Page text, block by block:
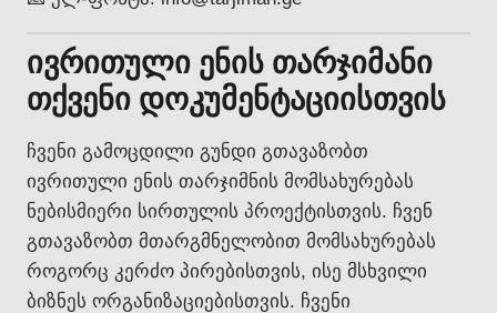
ივრითული ენის თარჯიმანი
თქვენი დოკუმენტაციისთვის
ჩვენი გამოცდილი გუნდი გთავაზობთ
ივრითული ენის თარჯიმნის მომსახურებას
ნებისმიერი სირთულის პროექტისთვის. ჩვენ
გთავაზობთ მთარგმნელობით მომსახურებას
როგორც კერძო პირებისთვის, ისე მსხვილი
ბიზნეს ორგანიზაციებისთვის. ჩვენი